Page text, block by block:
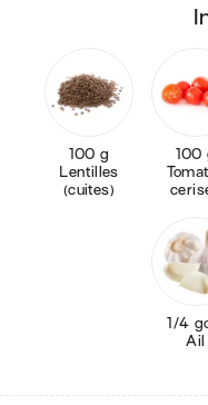
100 g
Lentilles
(cuites)
100
Tomates
1/4
Ail